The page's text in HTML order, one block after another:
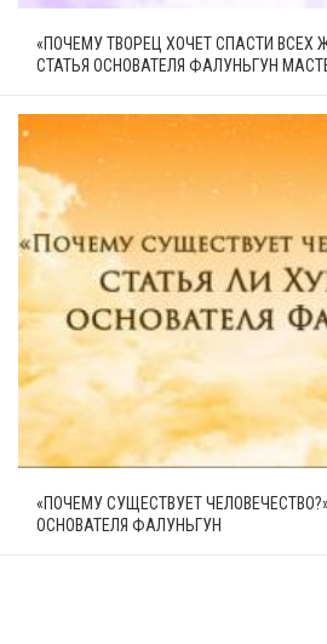
«ПОЧЕМУ ТВОРЕЦ ХОЧЕТ СПАСТИ ВСЕХ
СТАТЬЯ ОСНОВАТЕЛЯ ФАЛУНЬГУН
«ПОЧЕМУ СУЩЕСТВУЕТ
ОСНОВАТЕЛЯ ФАЛУНЬГУН